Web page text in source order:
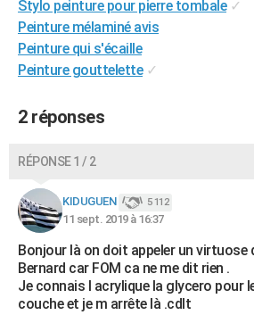
Destinations
City break
Voyage nature
Voyage de noces
Forum
Climat
+PHOTO
GUIDES D'ACHAT
CARTE DE VOEUX
Carte de Noël
Carte Bonne année
Carte Saint-Valentin
Carte Pâques
Carte d'anniversaire
DICTIONNAIRE
Dictionnaire
Biographies
Citations
Expressions
Proverbes
PROGRAMME TV
COPAINS D'AVANT
S'inscrire
Se connecter
Lycées
Collèges
Primaires
Universités
Entreprises
Service militaire
Avis de recherche
AVIS DE DÉCÈS
FORUM
Stylo peinture pour pierre tombale ✓
Peinture mélaminé avis
Peinture qui s'écaille
Peinture gouttelette ✓
2 réponses
RÉPONSE 1 / 2
KIDUGUEN 5 112
11 sept. 2019 à 16:37
Bonjour là on doit appeler un virtuose
Bernard car FOM ca ne me dit rien .
Je connais l acrylique la glycero pour
couche et je m arrête là .cdlt